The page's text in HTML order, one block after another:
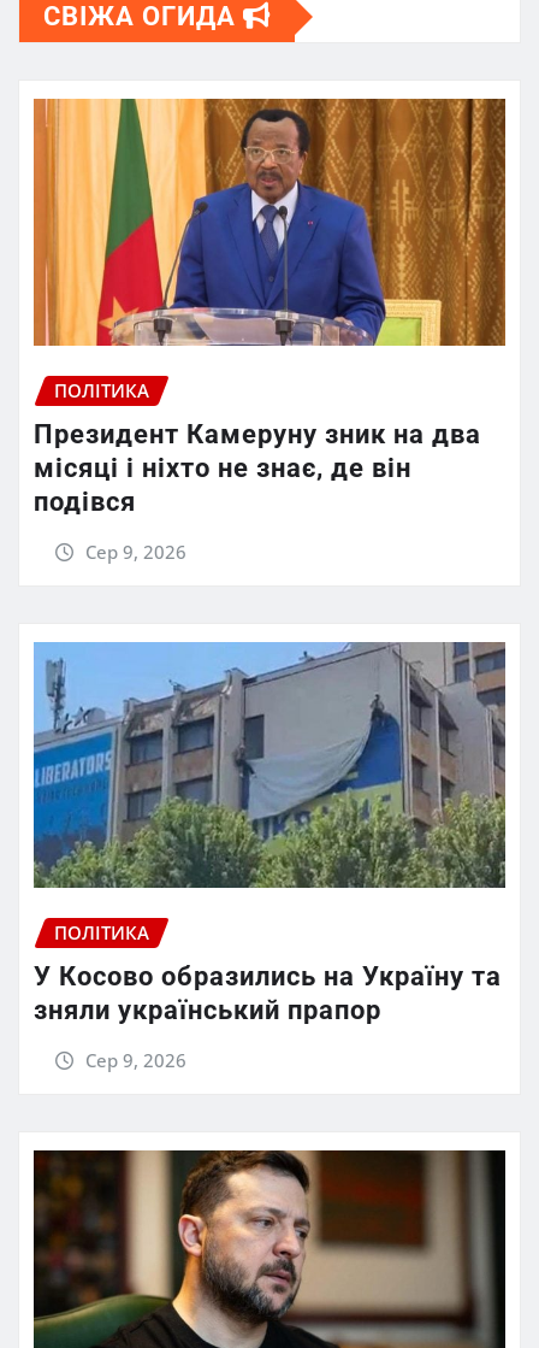
СВІЖА ОГИДА
ПОЛІТИКА
Президент Камеруну зник на два
місяці і ніхто не знає, де він
подівся
Сер 9, 2026
ПОЛІТИКА
У Косово образились на Україну та
зняли український прапор
Сер 9, 2026